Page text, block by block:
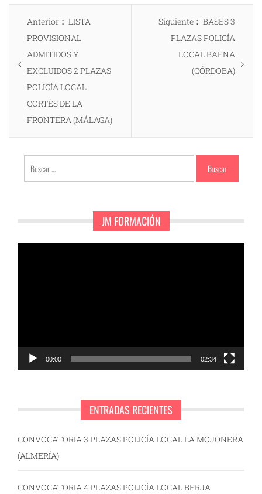
Navegación
entradas
Anterior
Entrada
anterior:
LISTA
PROVISIONAL
ADMITIDOS Y
EXCLUIDOS 2 PLAZAS
POLICÍA LOCAL
CORTÉS DE LA
FRONTERA (MÁLAGA)
Siguiente
Entrada
siguiente:
BASES 3
PLAZAS POLICÍA
LOCAL BAENA
(CÓRDOBA)
Buscar:
JM FORMACIÓN
00:00 02:34
ENTRADAS RECIENTES
CONVOCATORIA 3 PLAZAS POLICÍA LOCAL LA MOJONERA
(ALMERÍA)
CONVOCATORIA 4 PLAZAS POLICÍA LOCAL BERJA